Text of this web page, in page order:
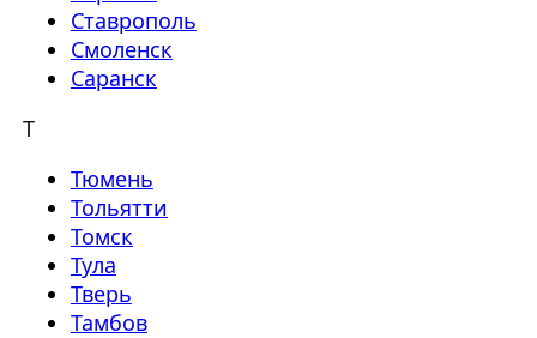
Ставрополь
Смоленск
Саранск
Т
Тюмень
Тольятти
Томск
Тула
Тверь
Тамбов